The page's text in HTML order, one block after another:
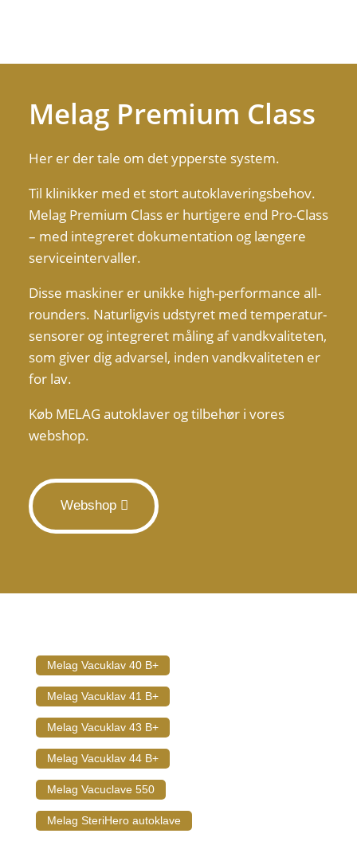
Melag Premium Class
Her er der tale om det ypperste system.
Til klinikker med et stort autoklaveringsbehov.
Melag Premium Class er hurtigere end Pro-Class
– med integreret dokumentation og længere
serviceintervaller.
Disse maskiner er unikke high-performance all-
rounders. Naturligvis udstyret med temperatur-
sensorer og integreret måling af vandkvaliteten,
som giver dig advarsel, inden vandkvaliteten er
for lav.
Køb MELAG autoklaver og tilbehør i vores
webshop.
Webshop
Melag Vacuklav 40 B+
Melag Vacuklav 41 B+
Melag Vacuklav 43 B+
Melag Vacuklav 44 B+
Melag Vacuclave 550
Melag SteriHero autoklave